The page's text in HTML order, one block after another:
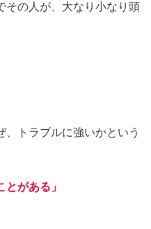
その人が、大なり小なり頭
、トラブルに強いかという
とがある」